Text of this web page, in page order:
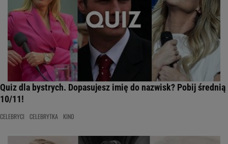
Quiz dla bystrych. Dopasujesz imię do nazwisk? Pobij średnią
10/11!
CELEBRYCI CELEBRYTKA KINO